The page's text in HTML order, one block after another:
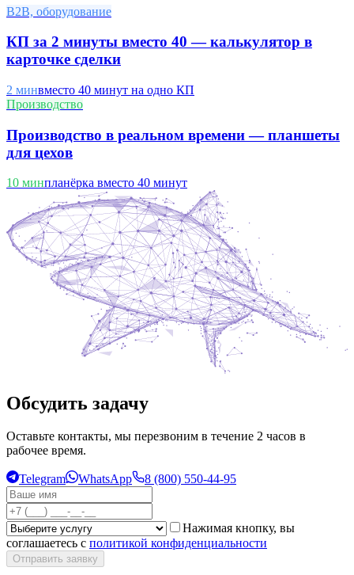
B2B, оборудование
КП за 2 минуты вместо 40 — калькулятор в
карточке сделки
2 минвместо 40 минут на одно КП
Производство
Производство в реальном времени — планшеты
для цехов
10 минпланёрка вместо 40 минут
Обсудить задачу
Оставьте контакты, мы перезвоним в течение 2 часов в
рабочее время.
Telegram WhatsApp 8 (800) 550-44-95
Нажимая кнопку, вы
соглашаетесь с политикой конфиденциальности
Отправить заявку